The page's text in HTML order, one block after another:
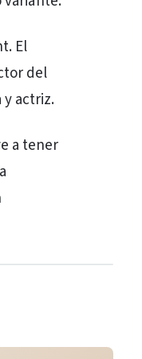
El
del
actriz.
a tener